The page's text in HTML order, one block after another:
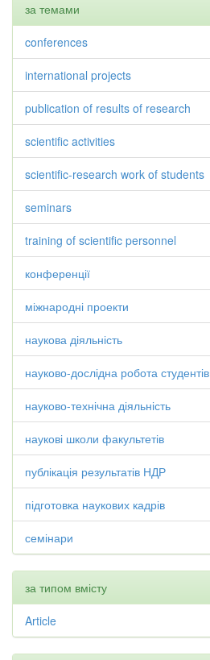
за темами
conferences
international projects
publication of results of research
scientific activities
scientific-research work of students
seminars
training of scientific personnel
конференції
міжнародні проекти
наукова діяльність
науково-дослідна робота студентів
науково-технічна діяльність
наукові школи факультетів
публікація результатів НДР
підготовка наукових кадрів
семінари
за типом вмісту
Article